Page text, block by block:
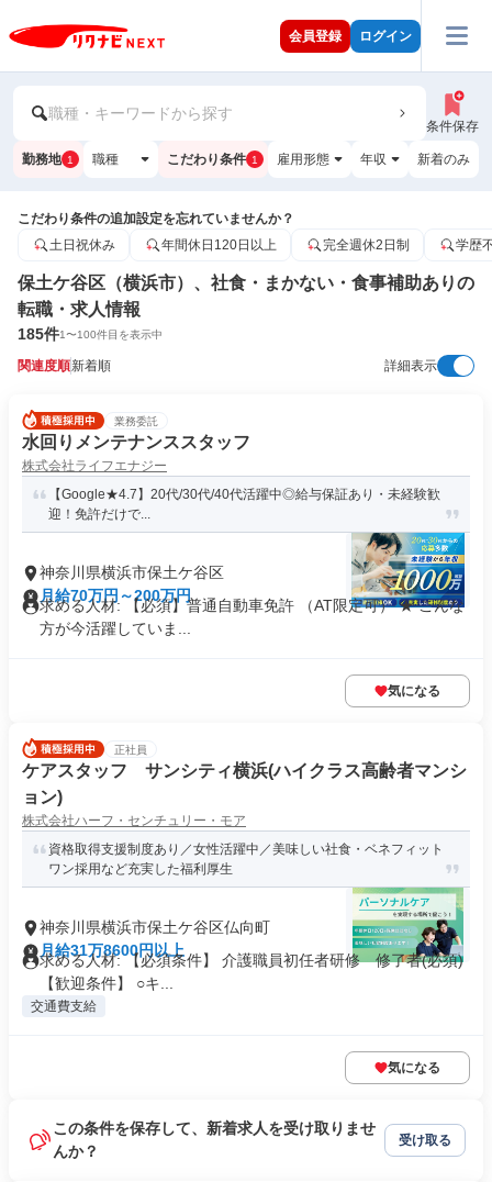
会員登録 ログイン
職種・キーワードから探す
条件保存
勤務地 1 職種 こだわり条件 1 雇用形態 年収 新着のみ
こだわり条件の追加設定を忘れていませんか？
土日祝休み
年間休日120日以上 完全週休2日制 学歴
保土ケ谷区（横浜市）、社食・まかない・食事補助ありの
転職・求人情報
185件1〜100件目を表示中
関連度順新着順 詳細表示
業務委託
水回りメンテナンススタッフ
株式会社ライフエナジー
【Google★4.7】20代/30代/40代活躍中◎給与保証あり・未経験歓
迎！免許だけで...
神奈川県横浜市保土ケ谷区
月給70万円～200万円
求める人材: 【必須】普通自動車免許 （AT限定可） ★ こんな
方が今活躍していま...
気になる
正社員
ケアスタッフ サンシティ横浜(ハイクラス高齢者マンシ
ョン)
株式会社ハーフ・センチュリー・モア
資格取得支援制度あり／女性活躍中／美味しい社食・ベネフィット
ワン採用など充実した福利厚生
神奈川県横浜市保土ケ谷区仏向町
月給31万8600円以上
求める人材: 【必須条件】 介護職員初任者研修 修了者(必須)
【歓迎条件】 ○キ...
交通費支給
気になる
この条件を保存して、新着求人を受け取りませ
んか？
受け取る